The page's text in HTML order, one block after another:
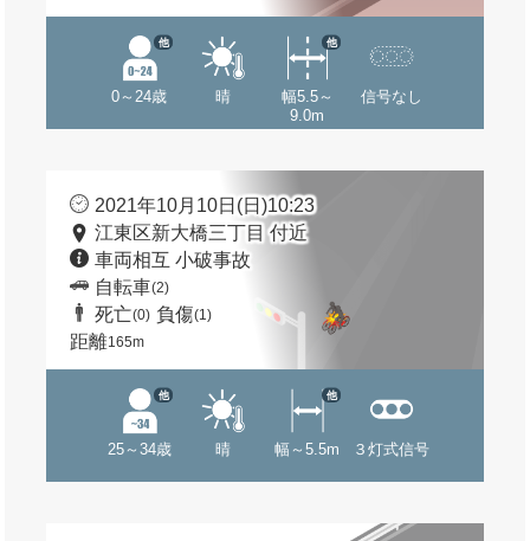
0～24歳
他
晴
幅5.5～
9.0m
他
信号なし
2021年10月10日(日)10:23
江東区新大橋三丁目 付近
車両相互 小破事故
自転車(2)
死亡(0) 負傷(1)
距離165m
25～34歳
他
晴 幅～5.5m
他
３灯式信号